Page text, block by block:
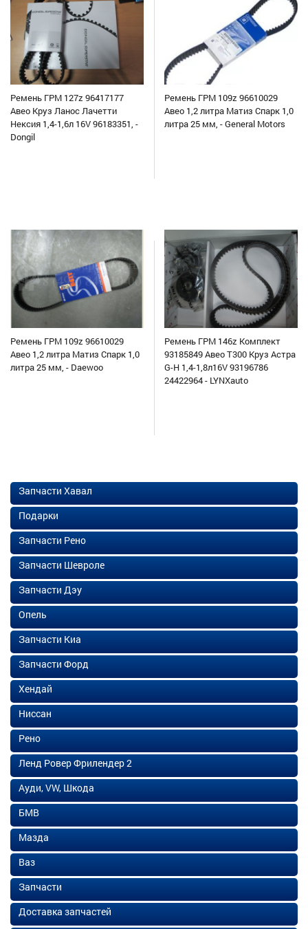
Ремень ГРМ 127z 96417177
Авео Круз Ланос Лачетти
Нексия 1,4-1,6л 16V 96183351, -
Dongil
Ремень ГРМ 109z 96610029
Авео 1,2 литра Матиз Спарк 1,0
литра 25 мм, - General Motors
Ремень ГРМ 109z 96610029
Авео 1,2 литра Матиз Спарк 1,0
литра 25 мм, - Daewoo
Ремень ГРМ 146z Комплект
93185849 Авео Т300 Круз Астра
G-H 1,4-1,8л16V 93196786
24422964 - LYNXauto
Запчасти Хавал
Подарки
Запчасти Рено
Запчасти Шевроле
Запчасти Дэу
Опель
Запчасти Киа
Запчасти Форд
Хендай
Ниссан
Рено
Ленд Ровер Фрилендер 2
Ауди, VW, Шкода
БМВ
Мазда
Ваз
Запчасти
Доставка запчастей